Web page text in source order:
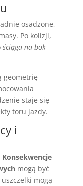
osadzone,
Po kolizji,
ściąga na bok
geometrię
staje się
toru jazdy.
i
Konsekwencje
mogą być
mogą